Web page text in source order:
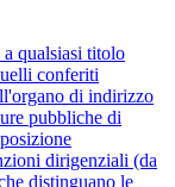
qualsiasi titolo
conferiti
di indirizzo
pubbliche di
dirigenziali (da
distinguano le